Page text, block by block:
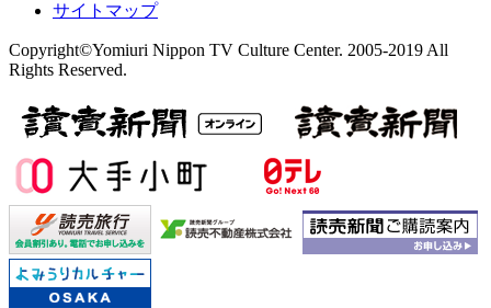
サイトマップ
Copyright©Yomiuri Nippon TV Culture Center. 2005-2019 All
Rights Reserved.